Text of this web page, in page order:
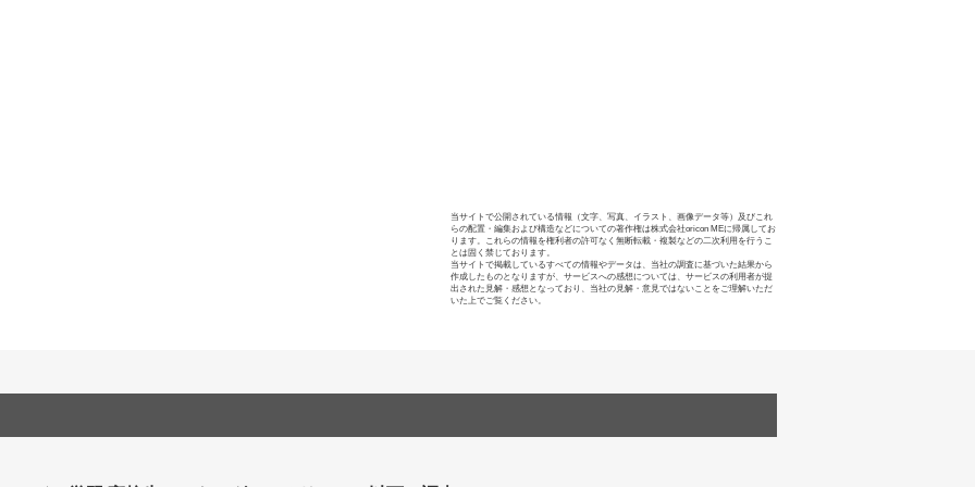
当サイトで公開されている情報（文字、写真、イラスト、画像データ等）及びこれ
らの配置・編集および構造などについての著作権は株式会社oricon MEに帰属してお
ります。これらの情報を権利者の許可なく無断転載・複製などの二次利用を行うこ
とは固く禁じております。
当サイトで掲載しているすべての情報やデータは、当社の調査に基づいた結果から
作成したものとなりますが、サービスへの感想については、サービスの利用者が提
出された見解・感想となっており、当社の見解・意見ではないことをご理解いただ
いた上でご覧ください。